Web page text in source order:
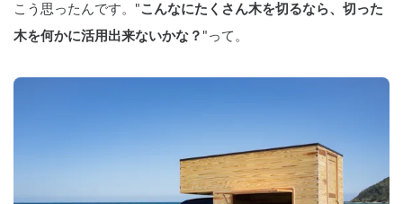
こう思ったんです。"こんなにたくさん木を切るなら、切った
木を何かに活用出来ないかな？ "って。